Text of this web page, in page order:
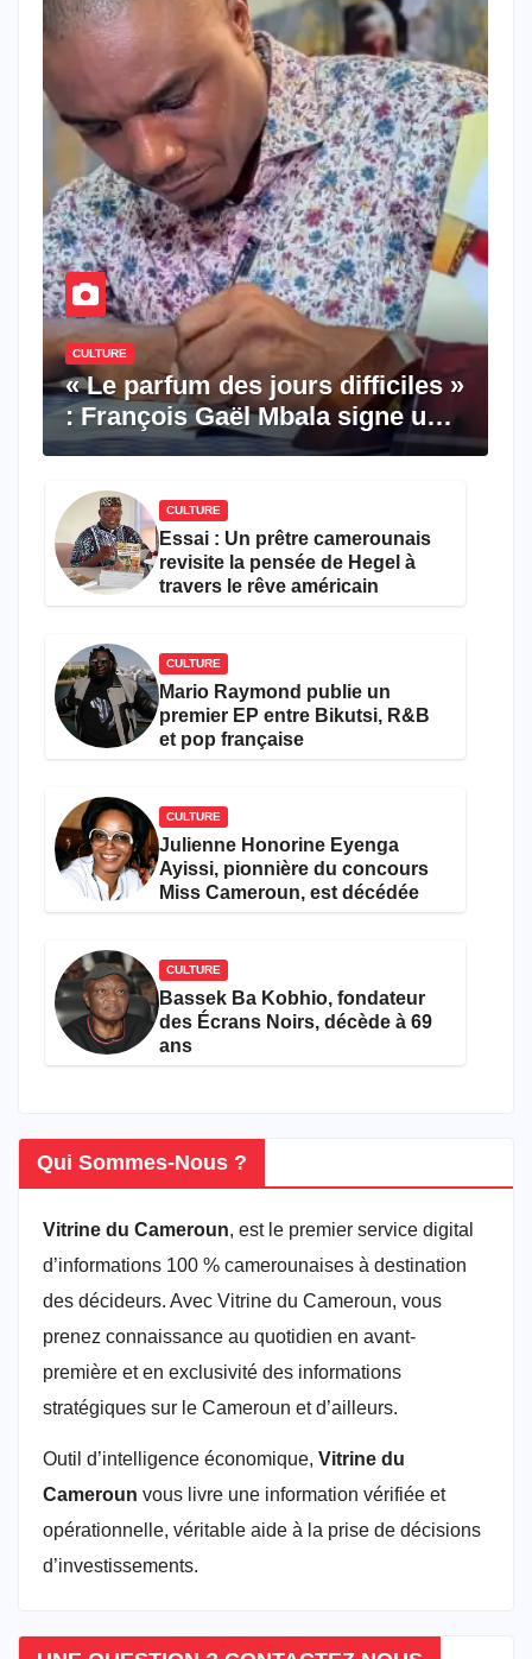
CULTURE
« Le parfum des jours difficiles »
: François Gaël Mbala signe un
premier roman porté par la
CULTURE
Essai : Un prêtre camerounais
revisite la pensée de Hegel à
travers le rêve américain
CULTURE
Mario Raymond publie un
premier EP entre Bikutsi, R&B
et pop française
CULTURE
Julienne Honorine Eyenga
Ayissi, pionnière du concours
Miss Cameroun, est décédée
CULTURE
Bassek Ba Kobhio, fondateur
des Écrans Noirs, décède à 69
ans
Qui Sommes-Nous ?
Vitrine du Cameroun, est le premier service digital
d’informations 100 % camerounaises à destination
des décideurs. Avec Vitrine du Cameroun, vous
prenez connaissance au quotidien en avant-
première et en exclusivité des informations
stratégiques sur le Cameroun et d’ailleurs.
Outil d’intelligence économique, Vitrine du
Cameroun vous livre une information vérifiée et
opérationnelle, véritable aide à la prise de décisions
d’investissements.